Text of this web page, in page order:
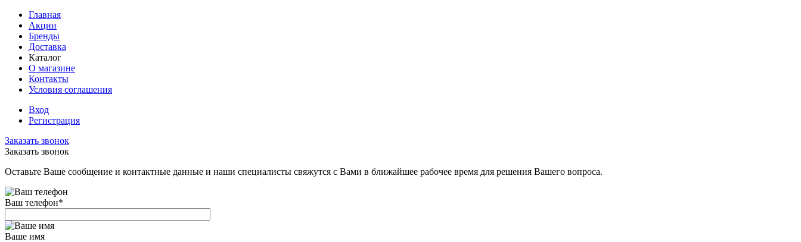
Главная
Акции
Бренды
Доставка
Каталог
О магазине
Контакты
Условия соглашения
Вход
Регистрация
Заказать звонок
Заказать звонок
Оставьте Ваше сообщение и контактные данные и наши специалисты свяжутся с Вами в ближайшее рабочее время для решения Вашего вопроса.
Ваш телефон*
Ваше имя